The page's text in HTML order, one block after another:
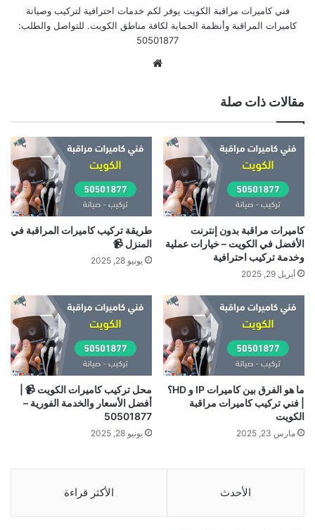
فني كاميرات مراقبة الكويت يوفر لكم خدمات احترافية لتركيب وصيانة
كاميرات المراقبة وأنظمة الحماية لكافة مناطق الكويت. للتواصل والطلب:
50501877
مقالات ذات صلة
كاميرات مراقبة بدون إنترنت
الأفضل في الكويت – خيارات عملية
وخدمة تركيب احترافية
أبريل 29, 2025
طريقة تركيب كاميرات المراقبة في
المنزل 📹
يونيو 28, 2025
ما هو الفرق بين كاميرات IP و HD؟
| فني تركيب كاميرات مراقبة
الكويت
مارس 23, 2025
محل تركيب كاميرات الكويت 📹 |
أفضل الأسعار والخدمة الفورية –
50501877
يونيو 28, 2025
الأحدث الأكثر قراءة